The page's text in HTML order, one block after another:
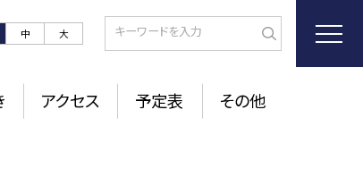
中 大
アクセス 予定表 その他